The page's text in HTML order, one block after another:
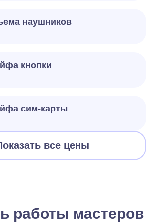
наушников
кнопки
сим-карты
все цены
работы мастеров